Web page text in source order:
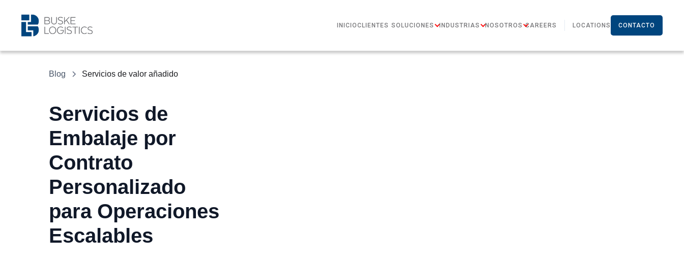
INICIOCLIENTES SOLUCIONES INDUSTRIAS NOSOTROS CAREERS LOCATIONS CONTACTO
Blog Servicios de valor añadido
Servicios de
Embalaje por
Contrato
Personalizado
para Operaciones
Escalables